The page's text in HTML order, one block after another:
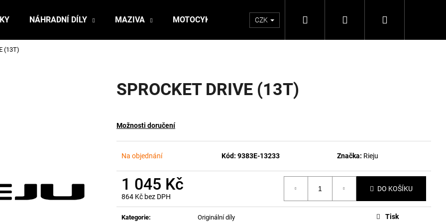
NÁHRADNÍ DÍLY MAZIVA MOTOCYKLY CZK Hledat PřihlášeníNákupní
(13T)
SPROCKET DRIVE (13T)
Možnosti doručení
Na objednání Kód: 9383E-13233 Značka: Rieju
1 045 Kč
864 Kč bez DPH
Měrná
cena:
DO KOŠÍKU
Kategorie:
Originální díly
Tisk
Co potřebujete najít?
HLEDAT